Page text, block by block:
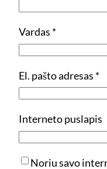
Vardas *
El. pašto adresas *
Interneto puslapis
Noriu savo